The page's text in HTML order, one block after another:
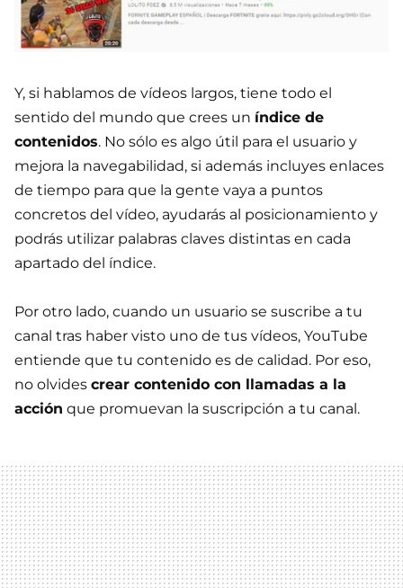
Y, si hablamos de vídeos largos, tiene todo el
sentido del mundo que crees un índice de
contenidos. No sólo es algo útil para el usuario y
mejora la navegabilidad, si además incluyes enlaces
de tiempo para que la gente vaya a puntos
concretos del vídeo, ayudarás al posicionamiento y
podrás utilizar palabras claves distintas en cada
apartado del índice.
Por otro lado, cuando un usuario se suscribe a tu
canal tras haber visto uno de tus vídeos, YouTube
entiende que tu contenido es de calidad. Por eso,
no olvides crear contenido con llamadas a la
acción que promuevan la suscripción a tu canal.